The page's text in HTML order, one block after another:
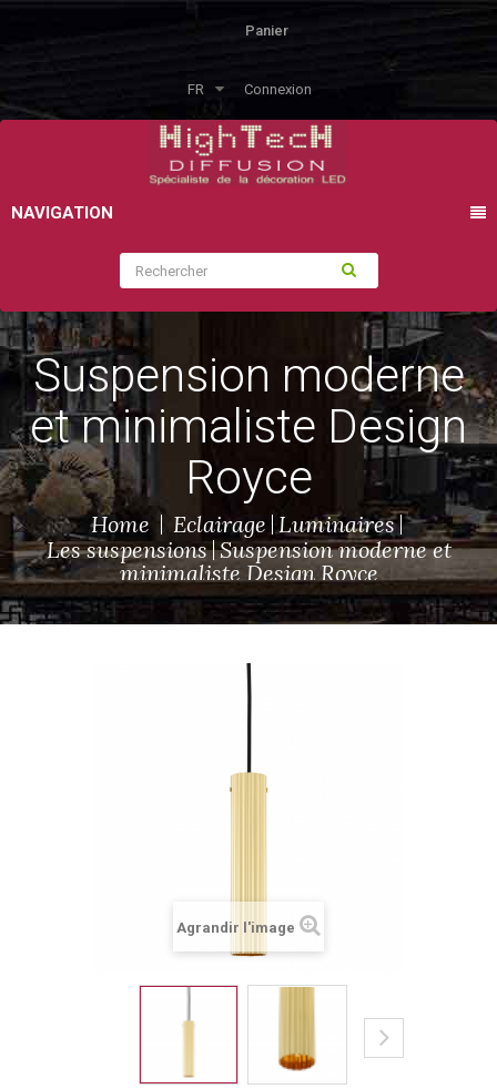
Panier
FR Connexion
NAVIGATION
Suspension moderne
et minimaliste Design
Royce
Home Eclairage Luminaires
Les suspensions Suspension moderne et
minimaliste Design Royce
Agrandir l'image